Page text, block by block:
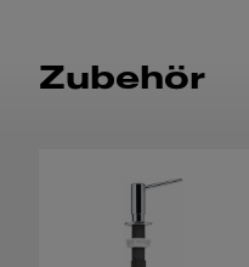
Zubehör